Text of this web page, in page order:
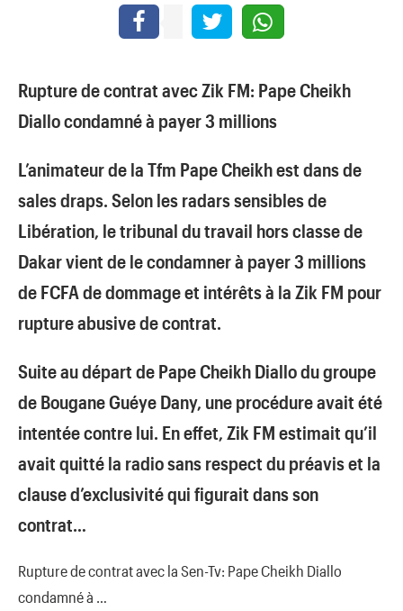
Rupture de contrat avec Zik FM: Pape Cheikh
Diallo condamné à payer 3 millions
L’animateur de la Tfm Pape Cheikh est dans de
sales draps. Selon les radars sensibles de
Libération, le tribunal du travail hors classe de
Dakar vient de le condamner à payer3 millions
de FCFA de dommage et intérêts à la Zik FM pour
rupture abusive de contrat.
Suite au départ de Pape Cheikh Diallo du groupe
de Bougane Guéye Dany, une procédure avait été
intentée contre lui. En effet, Zik FM estimait qu’il
avait quitté la radio sans respect du préavis et la
clause d’exclusivité qui figurait dans son
contrat…
Rupture de contrat avec la Sen-Tv: Pape Cheikh Diallo
condamné à …